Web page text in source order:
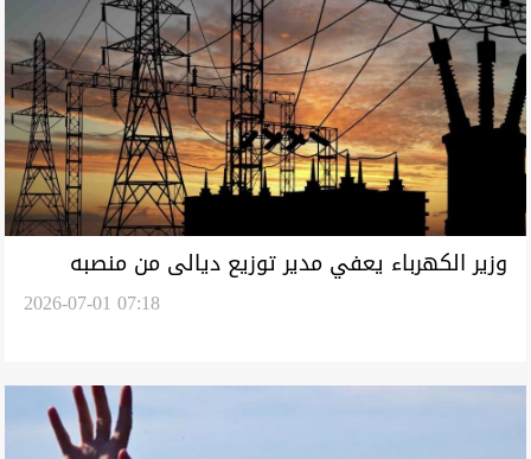
وزير الكهرباء يعفي مدير توزيع ديالى من منصبه
2026-07-01 07:18